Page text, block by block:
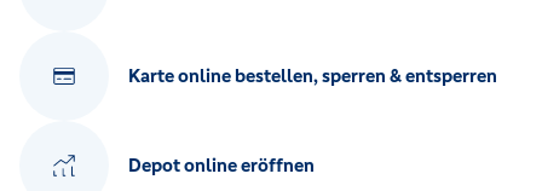
Karte online bestellen, sperren & entsperren
Depot online eröffnen